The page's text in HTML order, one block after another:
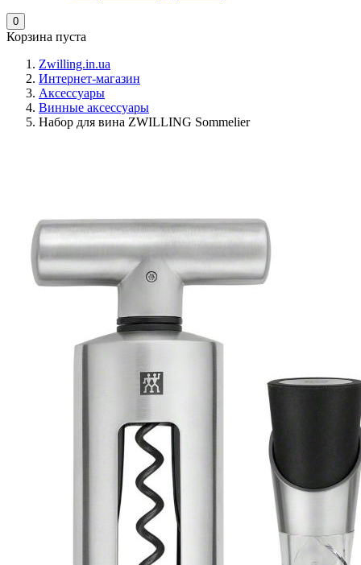
0
Корзина пуста
Zwilling.in.ua
Интернет-магазин
Аксессуары
Винные аксессуары
Набор для вина ZWILLING Sommelier